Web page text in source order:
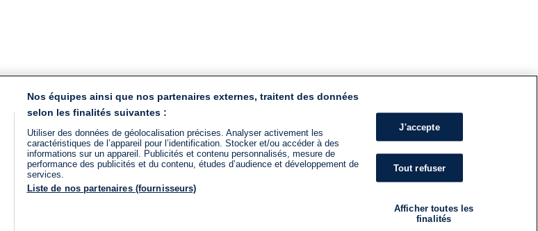
Nos équipes ainsi que nos partenaires externes, traitent des données
selon les finalités suivantes :
Utiliser des données de géolocalisation précises. Analyser activement les
caractéristiques de l’appareil pour l’identification. Stocker et/ou accéder à des
informations sur un appareil. Publicités et contenu personnalisés, mesure de
performance des publicités et du contenu, études d’audience et développement de
services.
Liste de nos partenaires (fournisseurs)
J'accepte
Tout refuser
Afficher toutes les
finalités